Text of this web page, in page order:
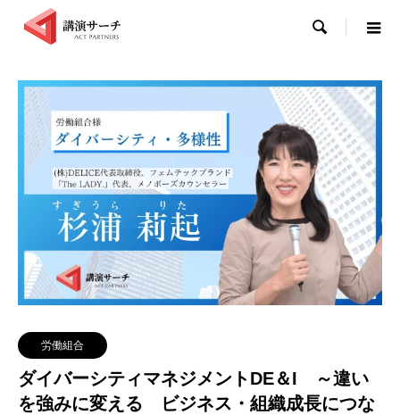

労働組合
ダイバーシティマネジメントDE＆I ～違い
を強みに変える ビジネス・組織成長につな